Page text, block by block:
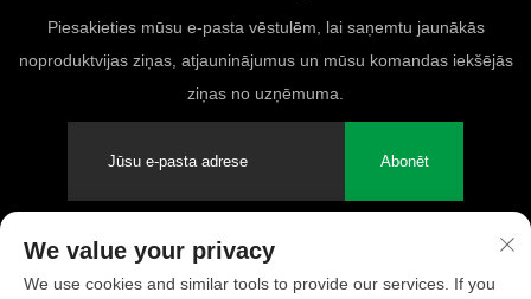
Piesakieties mūsu e-pasta vēstulēm, lai saņemtu jaunākās
noproduktvijas ziņas, atjauninājumus un mūsu komandas iekšējās
ziņas no uzņēmuma.
Abonēt
We value your privacy
We use cookies and similar tools to provide our services. If you